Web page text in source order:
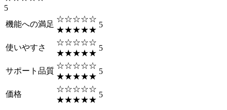
5
機能への満足
☆☆☆☆☆
★★★★★
5
使いやすさ
☆☆☆☆☆
★★★★★
5
サポート品質
☆☆☆☆☆
★★★★★
5
価格
☆☆☆☆☆
★★★★★
5